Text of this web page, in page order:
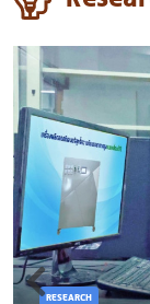
RESEARCH